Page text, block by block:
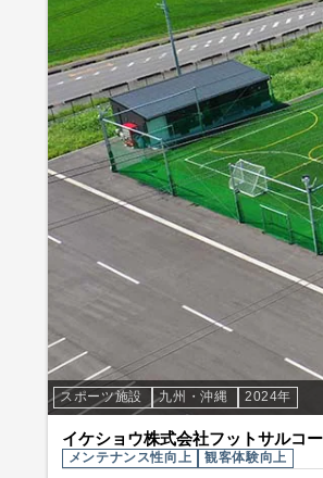
スポーツ施設 九州・沖縄 2024年
イケショウ株式会社フットサルコ
メンテナンス性向上
観客体験向上